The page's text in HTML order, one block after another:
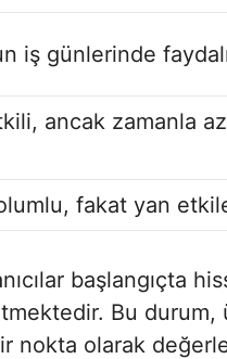
iş günlerinde
ancak zamanla
fakat yan
başlangıçta
Bu
nokta olarak